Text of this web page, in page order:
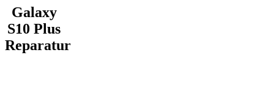
Galaxy
S10 Plus
Reparatur